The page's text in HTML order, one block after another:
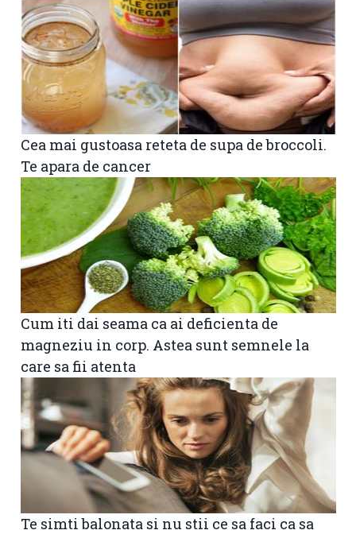
Cea mai gustoasa reteta de supa de broccoli.
Te apara de cancer
Cum iti dai seama ca ai deficienta de
magneziu in corp. Astea sunt semnele la
care sa fii atenta
Te simti balonata si nu stii ce sa faci ca sa